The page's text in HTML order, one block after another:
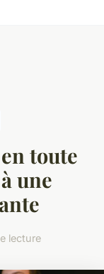
toute
une
lecture